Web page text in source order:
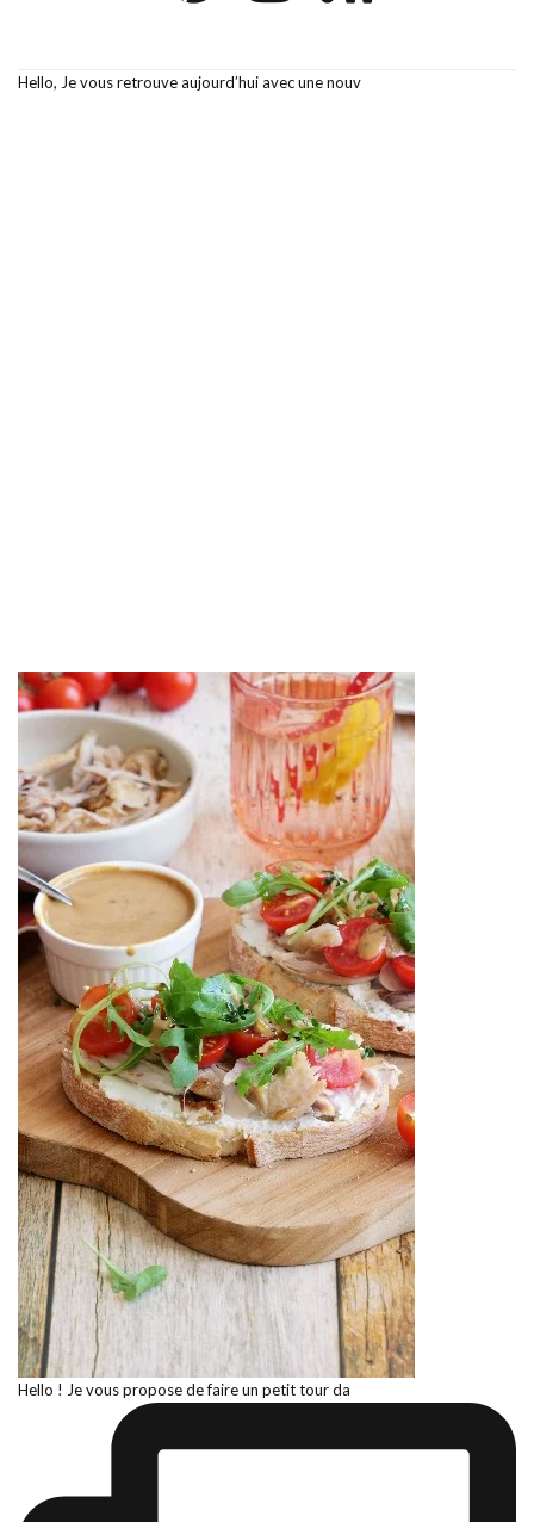
Hello, Je vous retrouve aujourd’hui avec une nouv
Hello ! Je vous propose de faire un petit tour da